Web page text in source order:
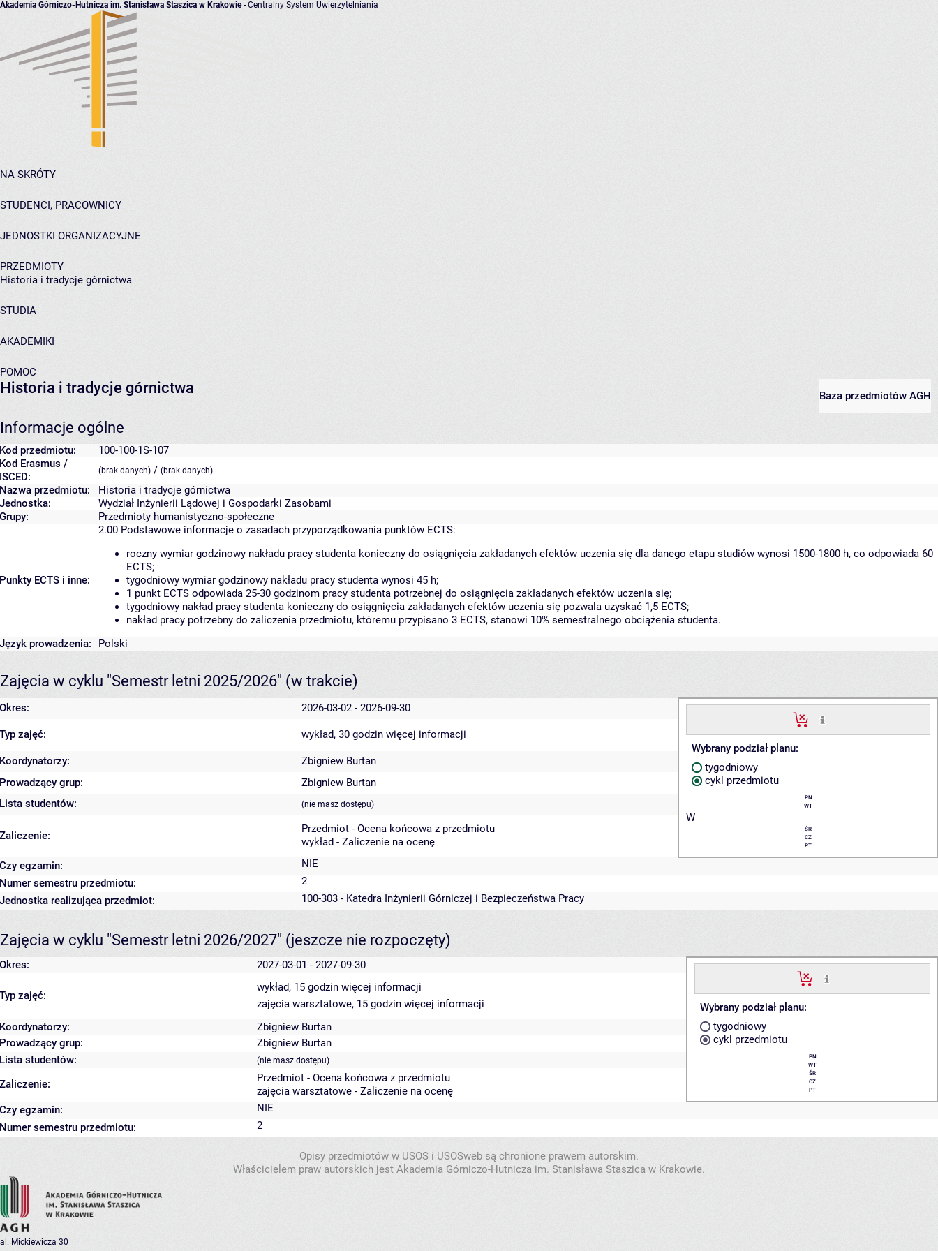
Akademia Górniczo-Hutnicza im. Stanisława Staszica w Krakowie- Centralny System Uwierzytelniania
NA SKRÓTY
STUDENCI, PRACOWNICY
JEDNOSTKI ORGANIZACYJNE
PRZEDMIOTY
Historia i tradycje górnictwa
STUDIA
AKADEMIKI
POMOC
Baza przedmiotów AGH
Historia i tradycje górnictwa
Informacje ogólne
Kod przedmiotu:
100-100-1S-107
Kod Erasmus /
ISCED:
(brak danych) / (brak danych)
Nazwa przedmiotu:
Historia i tradycje górnictwa
Jednostka:
Wydział Inżynierii Lądowej i Gospodarki Zasobami
Grupy:
Przedmioty humanistyczno-społeczne
Punkty ECTS i inne:
2.00 Podstawowe informacje o zasadach przyporządkowania punktów ECTS:
roczny wymiar godzinowy nakładu pracy studenta konieczny do osiągnięcia zakładanych efektów uczenia się dla danego etapu studiów wynosi 1500-1800 h, co odpowiada 60
ECTS;
tygodniowy wymiar godzinowy nakładu pracy studenta wynosi 45 h;
1 punkt ECTS odpowiada 25-30 godzinom pracy studenta potrzebnej do osiągnięcia zakładanych efektów uczenia się;
tygodniowy nakład pracy studenta konieczny do osiągnięcia zakładanych efektów uczenia się pozwala uzyskać 1,5 ECTS;
nakład pracy potrzebny do zaliczenia przedmiotu, któremu przypisano 3 ECTS, stanowi 10% semestralnego obciążenia studenta.
Język prowadzenia:
Polski
Zajęcia w cyklu "Semestr letni 2025/2026" (w trakcie)
Okres: 2026-03-02 - 2026-09-30
Wybrany podział planu:
tygodniowy
cykl przedmiotu
PN
WT
W
ŚR
CZ
PT
Typ zajęć: wykład, 30 godzin więcej informacji
Koordynatorzy:
Zbigniew Burtan
Prowadzący grup:
Zbigniew Burtan
Lista studentów:
(nie masz dostępu)
Zaliczenie:
Przedmiot - Ocena końcowa z przedmiotu
wykład - Zaliczenie na ocenę
Czy egzamin:
NIE
Numer semestru przedmiotu:
2
Jednostka realizująca przedmiot:
100-303 - Katedra Inżynierii Górniczej i Bezpieczeństwa Pracy
Zajęcia w cyklu "Semestr letni 2026/2027" (jeszcze nie rozpoczęty)
Okres: 2027-03-01 - 2027-09-30
Wybrany podział planu:
tygodniowy
cykl przedmiotu
PN
WT
ŚR
CZ
PT
Typ zajęć:
wykład, 15 godzin więcej informacji
zajęcia warsztatowe, 15 godzin więcej informacji
Koordynatorzy:
Zbigniew Burtan
Prowadzący grup:
Zbigniew Burtan
Lista studentów:
(nie masz dostępu)
Zaliczenie:
Przedmiot - Ocena końcowa z przedmiotu
zajęcia warsztatowe - Zaliczenie na ocenę
Czy egzamin:
NIE
Numer semestru przedmiotu:
2
Opisy przedmiotów w USOS i USOSweb są chronione prawem autorskim.
Właścicielem praw autorskich jest Akademia Górniczo-Hutnicza im. Stanisława Staszica w Krakowie.
al. Mickiewicza 30